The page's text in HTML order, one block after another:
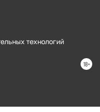
технологий